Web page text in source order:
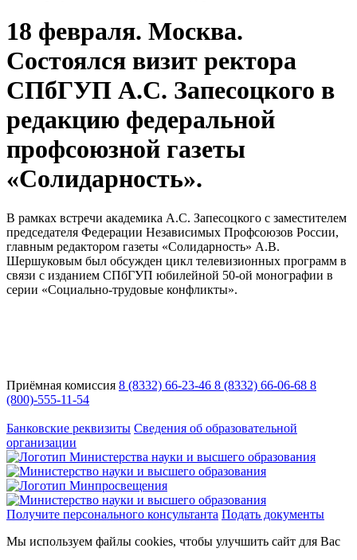
18 февраля. Москва.
Состоялся визит ректора
СПбГУП А.С. Запесоцкого в
редакцию федеральной
профсоюзной газеты
«Солидарность».
В рамках встречи академика А.С. Запесоцкого с заместителем
председателя Федерации Независимых Профсоюзов России,
главным редактором газеты «Солидарность» А.В.
Шершуковым был обсужден цикл телевизионных программ в
связи с изданием СПбГУП юбилейной 50-ой монографии в
серии «Социально-трудовые конфликты».
Приёмная комиссия 8 (8332) 66-23-46 8 (8332) 66-06-68 8
(800)-555-11-54
Банковские реквизиты Сведения об образовательной
организации
Получите персонального консультанта Подать документы
Мы используем файлы cookies, чтобы улучшить сайт для Вас